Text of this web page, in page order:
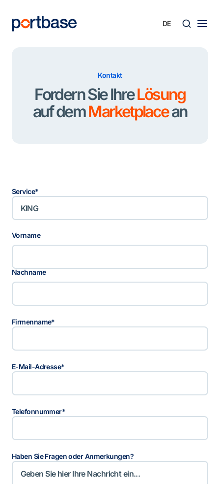
springen
Kontakt
Fordern Sie IhreLösung
auf demMarketplacean
Service*
N
a
Vorname
Nachname
Firmenname*
E-Mail-Adresse*
Telefonnummer*
Haben Sie Fragen oder Anmerkungen?